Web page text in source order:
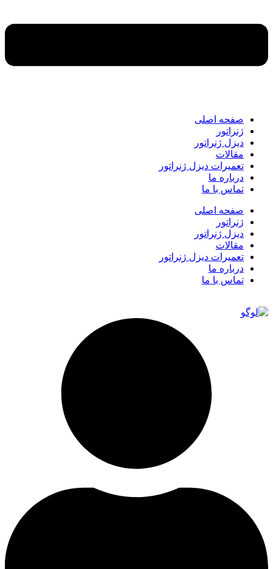
صفحه اصلی
ژنراتور
دیزل ژنراتور
مقالات
تعمیرات دیزل ژنراتور
درباره ما
تماس با ما
صفحه اصلی
ژنراتور
دیزل ژنراتور
مقالات
تعمیرات دیزل ژنراتور
درباره ما
تماس با ما